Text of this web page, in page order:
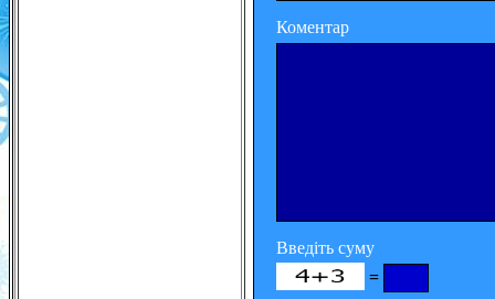
Коментар
Введіть суму
=